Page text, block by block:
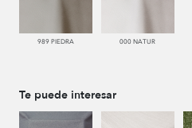
989 PIEDRA 000 NATUR
Te puede interesar